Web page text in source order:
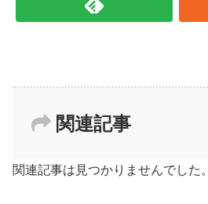
関連記事
関連記事は見つかりませんでした。